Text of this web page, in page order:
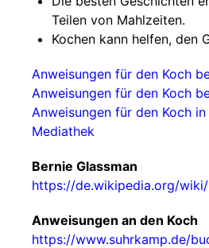
Teilen von Mahlzeiten.
Kochen kann helfen, den
Anweisungen für den Koch
Anweisungen für den Koch
Anweisungen für den Koch
Mediathek
Bernie Glassman
https://de.wikipedia.org/wiki/
Anweisungen an den Koch
https://www.suhrkamp.de/